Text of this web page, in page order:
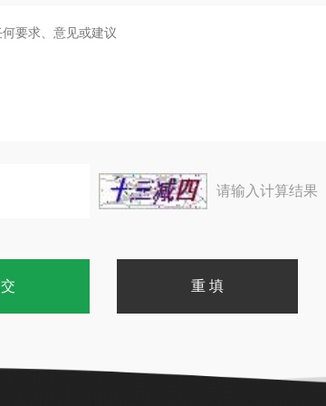
请输入计算结果